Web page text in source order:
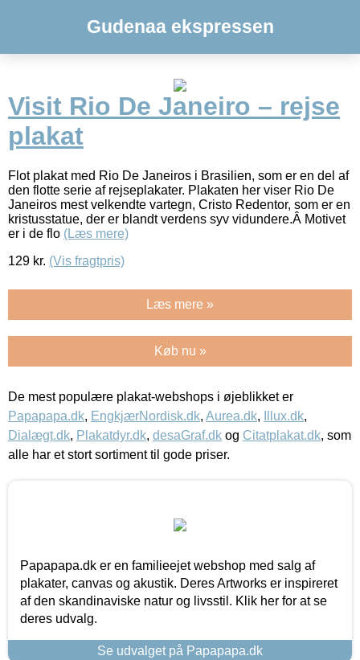
Gudenaa ekspressen
Visit Rio De Janeiro – rejse
plakat
Flot plakat med Rio De Janeiros i Brasilien, som er en del af
den flotte serie af rejseplakater. Plakaten her viser Rio De
Janeiros mest velkendte vartegn, Cristo Redentor, som er en
kristusstatue, der er blandt verdens syv vidundere.Â Motivet
er i de flo (Læs mere)
129 kr. (Vis fragtpris)
Læs mere »
Køb nu »
De mest populære plakat-webshops i øjeblikket er
Papapapa.dk, EngkjærNordisk.dk, Aurea.dk, Illux.dk,
Dialægt.dk, Plakatdyr.dk, desaGraf.dk og Citatplakat.dk, som
alle har et stort sortiment til gode priser.
Papapapa.dk er en familieejet webshop med salg af
plakater, canvas og akustik. Deres Artworks er inspireret
af den skandinaviske natur og livsstil. Klik her for at se
deres udvalg.
Se udvalget på Papapapa.dk